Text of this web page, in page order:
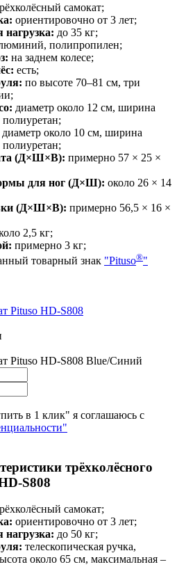
самокат;
ориентировочно от 3 лет;
до 35 кг;
полипропилен;
на заднем колесе;
есть;
по высоте 70–81 см, три
диаметр около 12 см, ширина
диаметр около 10 см, ширина
(Д×Ш×В): примерно 57 × 25 ×
для ног (Д×Ш): около 26 × 14
(Д×Ш×В): примерно 56,5 × 16 ×
2,5 кг;
примерно 3 кг;
товарный знак "Pituso®"
Pituso HD-S808
Pituso HD-S808 Blue/Синий
в 1 клик" я соглашаюсь с
трёхколёсного
S808
самокат;
ориентировочно от 3 лет;
до 50 кг;
телескопическая ручка,
около 65 см, максимальная –